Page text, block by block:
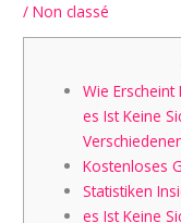
/Non classé
Wie
es Ist Keine
Kostenloses
Statistiken
es Ist Keine